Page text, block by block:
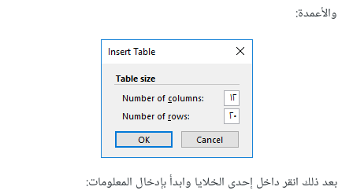
والأعمدة:
بعد ذلك انقر داخل إحدى الخلايا وابدأ بإدخال المعلومات: